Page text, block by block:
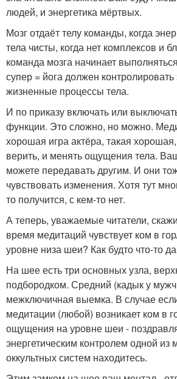
людей, и энергетика мёртвых.
Мозг отдаёт телу команды, когда
тела чисты, когда нет комплексов и
команда мозга начинает
супер = йога должен
жизненные процессы тела.
И по приказу включать или
функции. Это сложно, но можно.
хорошая игра актёра, такая
верить, и менять ощущения тела.
можете передавать другим. И они
чувствовать изменения. Хотя тут
то получится, с кем-то нет.
А теперь, уважаемые читатели,
время медитаций чувствует ком в
уровне низа шеи? Как будто что-то
На шее есть три основных узла,
подбородком. Средний (кадык у
межключичная выемка. В случае
медитации (любой) возникает ком в
ощущения на уровне шеи -
энергетическим контролем одной
оккультных систем находитесь.